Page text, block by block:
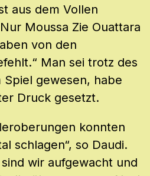
aus dem Vollen
Moussa Zie Ouattara
von den
Man sei trotz des
Spiel gewesen, habe
Druck gesetzt.
konnten
schlagen“, so Daudi.
wir aufgewacht und